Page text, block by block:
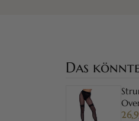
Das